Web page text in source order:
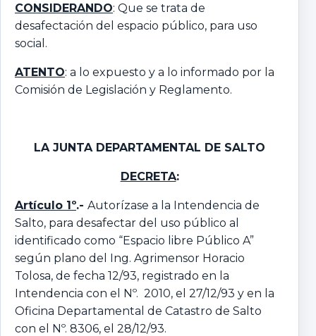
CONSIDERANDO: Que se trata de
desafectación del espacio público, para uso
social.
ATENTO: a lo expuesto y a lo informado por la
Comisión de Legislación y Reglamento.
LA JUNTA DEPARTAMENTAL DE SALTO
DECRETA:
Artículo 1º.- Autorízase a la Intendencia de
Salto, para desafectar del uso público al
identificado como “Espacio libre Público A”
según plano del Ing. Agrimensor Horacio
Tolosa, de fecha 12/93, registrado en la
Intendencia con el Nº. 2010, el 27/12/93 y en la
Oficina Departamental de Catastro de Salto
con el Nº. 8306, el 28/12/93.